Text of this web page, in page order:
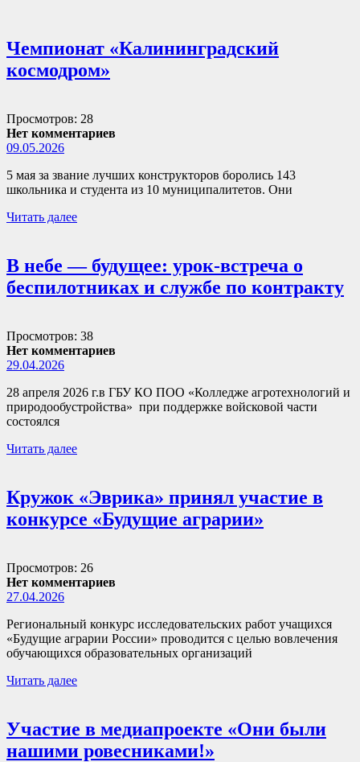
Чемпионат «Калининградский
космодром»
Просмотров: 28
Нет комментариев
09.05.2026
5 мая за звание лучших конструкторов боролись 143
школьника и студента из 10 муниципалитетов. Они
Читать далее
В небе — будущее: урок-встреча о
беспилотниках и службе по контракту
Просмотров: 38
Нет комментариев
29.04.2026
28 апреля 2026 г.в ГБУ КО ПОО «Колледже агротехнологий и
природообустройства» при поддержке войсковой части
состоялся
Читать далее
Кружок «Эврика» принял участие в
конкурсе «Будущие аграрии»
Просмотров: 26
Нет комментариев
27.04.2026
Региональный конкурс исследовательских работ учащихся
«Будущие аграрии России» проводится с целью вовлечения
обучающихся образовательных организаций
Читать далее
Участие в медиапроекте «Они были
нашими ровесниками!»